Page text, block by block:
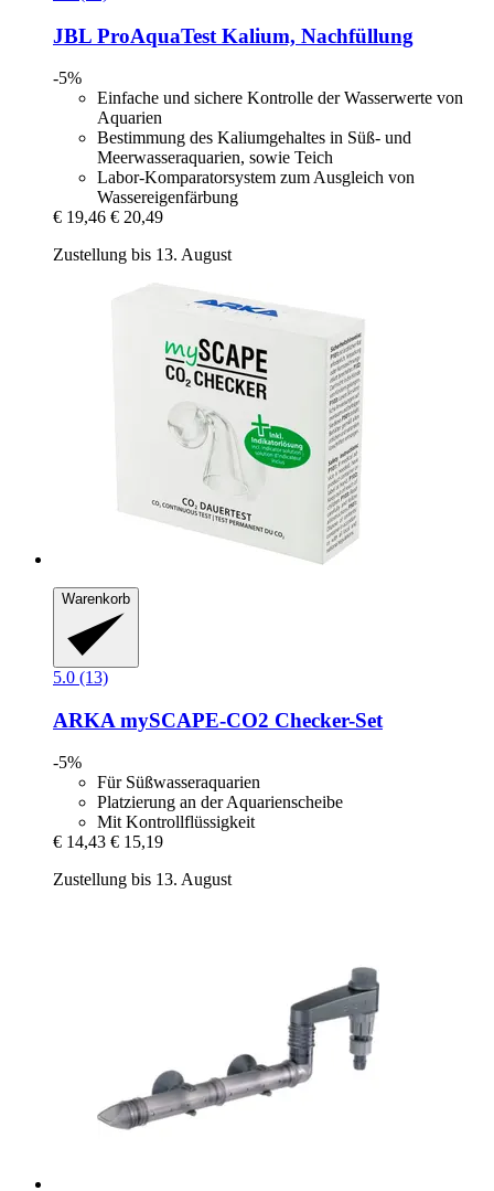
JBL ProAquaTest Kalium, Nachfüllung
-5%
Einfache und sichere Kontrolle der Wasserwerte von
Aquarien
Bestimmung des Kaliumgehaltes in Süß- und
Meerwasseraquarien, sowie Teich
Labor-Komparatorsystem zum Ausgleich von
Wassereigenfärbung
€ 19,46 € 20,49
Zustellung bis 13. August
Warenkorb
5.0 (13)
ARKA mySCAPE-​CO2 Checker-​Set
-5%
Für Süßwasseraquarien
Platzierung an der Aquarienscheibe
Mit Kontrollflüssigkeit
€ 14,43 € 15,19
Zustellung bis 13. August